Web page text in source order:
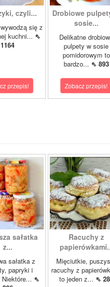
czyli...
się z
kuchni... ⇖
1164
przepis!
Drobiowe
sosie...
Delikatne
pulpety w sosie
pomidorowym to
bardzo... ⇖ 893
Zobacz przepis!
sałatka
z...
sałatka z
papryki i
Niektóre... ⇖
Racuchy z
Mięciutkie,
racuchy z
to jeden z... ⇖